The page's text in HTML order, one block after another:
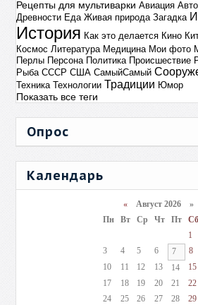
Рецепты для мультиварки Авиация Авто
Древности Еда Живая природа Загадка
История Как это делается Кино
Космос Литература Медицина Мои фото
Перлы Персона Политика Происшествие
Рыба СССР США СамыйСамый
Техника Технологии Традиции Юмор
Показать все теги
Опрос
Календарь
«Август 2026 »
Пн
Вт Ср Чт Пт Сб
1
3
4 5 6 7 8
10
11 12 13 14 15
17
18 19 20 21 22
24
25 26 27 28 29